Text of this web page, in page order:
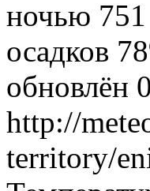
ночью 751
осадков
обновлён
http://
territory/